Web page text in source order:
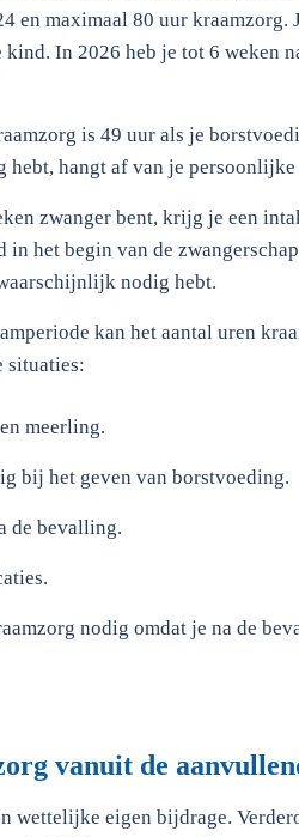
en maximaal 80 uur kraamzorg.
kind. In 2026 heb je tot 6 weken
is 49 uur als je
hangt af van je persoonlijke
zwanger bent, krijg je een
in het begin van de
nodig hebt.
kan het aantal uren
situaties:
meerling.
bij het geven van borstvoeding.
de bevalling.
nodig omdat je na de
vanuit de
wettelijke eigen bijdrage.